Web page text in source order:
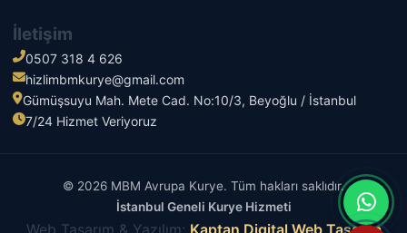
İletişim
0507 318 4 626
hizlimbmkurye@gmail.com
Gümüşsuyu Mah. Mete Cad. No:10/3, Beyoğlu / İstanbul
7/24 Hizmet Veriyoruz
© 2026 MBM Avrupa Kurye. Tüm hakları saklıdır.
İstanbul Geneli Kurye Hizmeti